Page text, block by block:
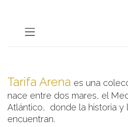
Tarifa Arena es una
nace entre dos mares, el
Atlántico, donde la historia y
encuentran.